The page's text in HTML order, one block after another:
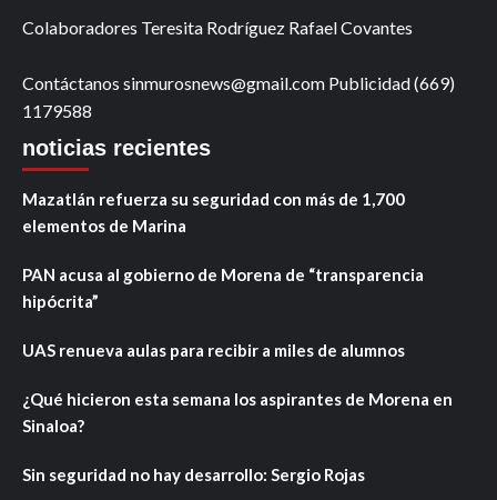
Colaboradores Teresita Rodríguez Rafael Covantes
Contáctanos sinmurosnews@gmail.com Publicidad (669)
1179588
noticias recientes
Mazatlán refuerza su seguridad con más de 1,700
elementos de Marina
PAN acusa al gobierno de Morena de “transparencia
hipócrita”
UAS renueva aulas para recibir a miles de alumnos
¿Qué hicieron esta semana los aspirantes de Morena en
Sinaloa?
Sin seguridad no hay desarrollo: Sergio Rojas